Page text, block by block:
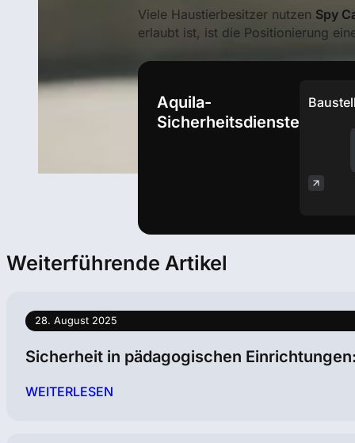
Viele Haustierbesitzer nutzen Spy
erlaubt ist, ist die Positionierung
Aquila-
Sicherheitsdienste
Weiterführende Artikel
28. August 2025
Sicherheit in pädagogischen
WEITERLESEN